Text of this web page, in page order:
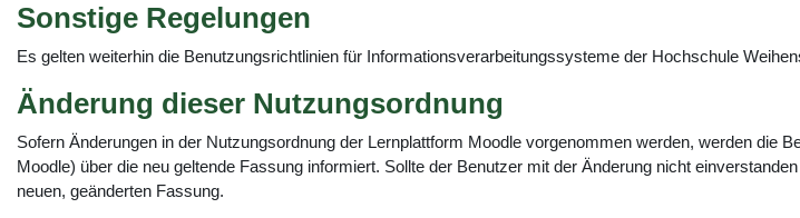
Sonstige Regelungen
Es gelten weiterhin die Benutzungsrichtlinien für Informationsverarbeitungssysteme der Hochschule
Änderung dieser Nutzungsordnung
Sofern Änderungen in der Nutzungsordnung der Lernplattform Moodle vorgenommen werden, werden die
Moodle) über die neu geltende Fassung informiert. Sollte der Benutzer mit der Änderung nicht
neuen, geänderten Fassung.